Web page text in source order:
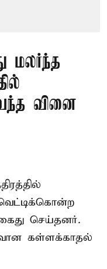
மலர்ந்த
வினை
செய்தனர்.
கள்ளக்காதல்